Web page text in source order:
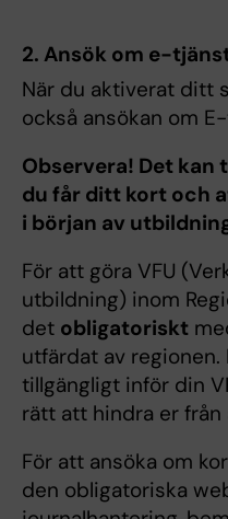
2. Ansök om e-
När du aktiverat ditt
också ansökan om
Observera! Det kan
du får ditt kort och
i början av
För att göra VFU
utbildning) inom
det obligatoriskt
utfärdat av
tillgängligt inför din
rätt att hindra er från
För att ansöka om
den obligatoriska